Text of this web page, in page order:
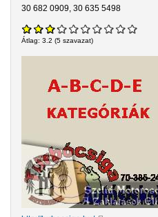
30 682 0909, 30 635 5498
Átlag: 3.2 (5 szavazat)